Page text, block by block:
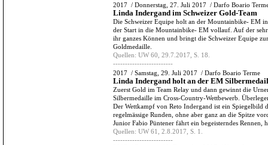
2017 / Donnerstag, 27. Juli 2017 / Darfo Boario
Linda Indergand im Schweizer Gold-Team
Die Schweizer Equipe holt an der Mountainbike- EM
der Start in die Mountainbike- EM vollauf. Auf der
ihr ganzes Können und bringt die Schweizer Equipe
Goldmedaille.
Quellen: UW 60, 29.7.2017, S. 18.
-------------------------
2017 / Samstag, 29. Juli 2017 / Darfo Boario Terme
Linda Indergand holt an der EM
Zuerst Gold im Team Relay und dann gewinnt die
Silbermedaille im Cross-Country-Wettbewerb.
Der Wettkampf von Reto Indergand ist ein Spiegelbild
regelmässige Runden, ohne aber ganz an die Spitze
Junior Fabio Püntener fährt ein begeisterndes Rennen,
Quellen: UW 61, 2.8.2017, S. 1.
-------------------------